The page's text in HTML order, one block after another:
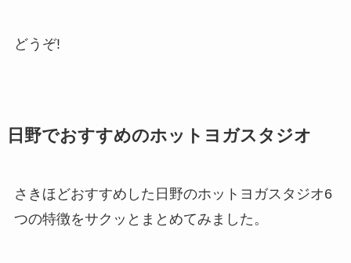
どうぞ!
日野でおすすめのホットヨガスタジオ
さきほどおすすめした日野のホットヨガスタジオ6
つの特徴をサクッとまとめてみました。